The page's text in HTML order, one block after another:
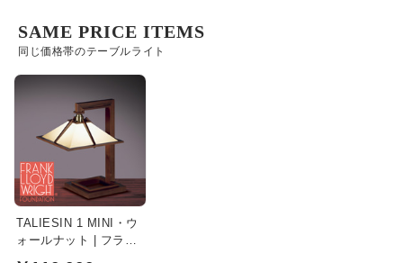
同じ価格帯のテーブルライト
SAME PRICE ITEMS
TALIESIN 1 MINI・ウ
ォールナット | フラン